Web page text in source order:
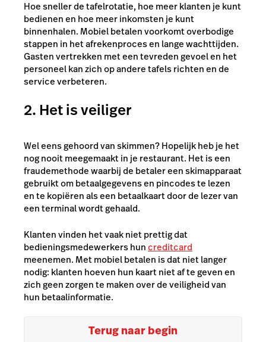
Hoe sneller de tafelrotatie, hoe meer klanten je kunt
bedienen en hoe meer inkomsten je kunt
binnenhalen. Mobiel betalen voorkomt overbodige
stappen in het afrekenproces en lange wachttijden.
Gasten vertrekken met een tevreden gevoel en het
personeel kan zich op andere tafels richten en de
service verbeteren.
2. Het is veiliger
Wel eens gehoord van skimmen? Hopelijk heb je het
nog nooit meegemaakt in je restaurant. Het is een
fraudemethode waarbij de betaler een skimapparaat
gebruikt om betaalgegevens en pincodes te lezen
en te kopiëren als een betaalkaart door de lezer van
een terminal wordt gehaald.
Klanten vinden het vaak niet prettig dat
bedieningsmedewerkers huncreditcard
meenemen. Met mobiel betalen is dat niet langer
nodig: klanten hoeven hun kaart niet af te geven en
zich geen zorgen te maken over de veiligheid van
hun betaalinformatie.
Terug naar begin